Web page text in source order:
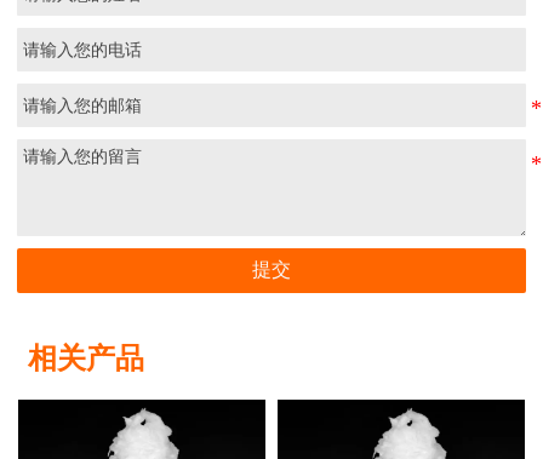
提交
相关产品